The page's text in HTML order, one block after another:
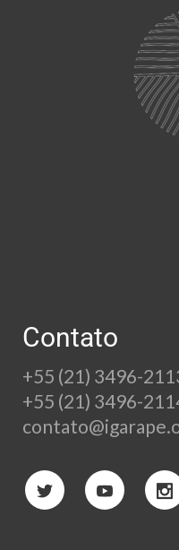
Contato
+55 (21) 3496-
+55 (21) 3496-